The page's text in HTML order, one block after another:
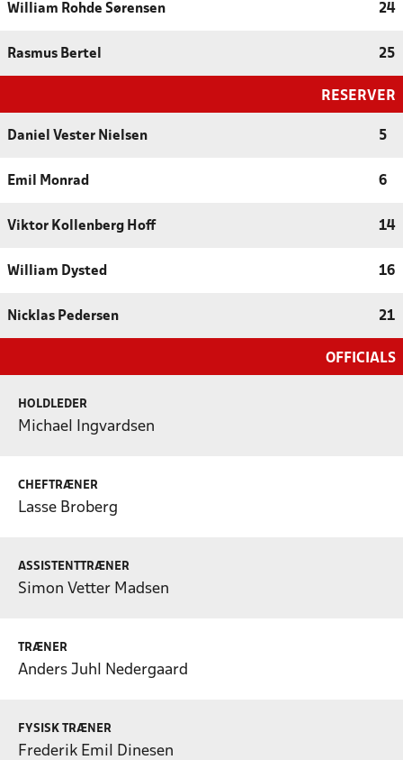
William Rohde Sørensen 24
Rasmus Bertel 25
RESERVER
Daniel Vester Nielsen 5
Emil Monrad 6
Viktor Kollenberg Hoff 14
William Dysted 16
Nicklas Pedersen 21
OFFICIALS
HOLDLEDER
Michael Ingvardsen
CHEFTRÆNER
Lasse Broberg
ASSISTENTTRÆNER
Simon Vetter Madsen
TRÆNER
Anders Juhl Nedergaard
FYSISK TRÆNER
Frederik Emil Dinesen